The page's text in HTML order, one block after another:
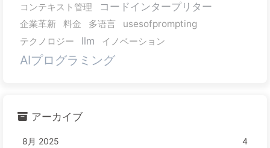
コンテキスト管理
コードインタープリター
企業革新 料金 多语言
usesofprompting
テクノロジー
llm イノベーション
AIプログラミング
アーカイブ
8月 2025
4